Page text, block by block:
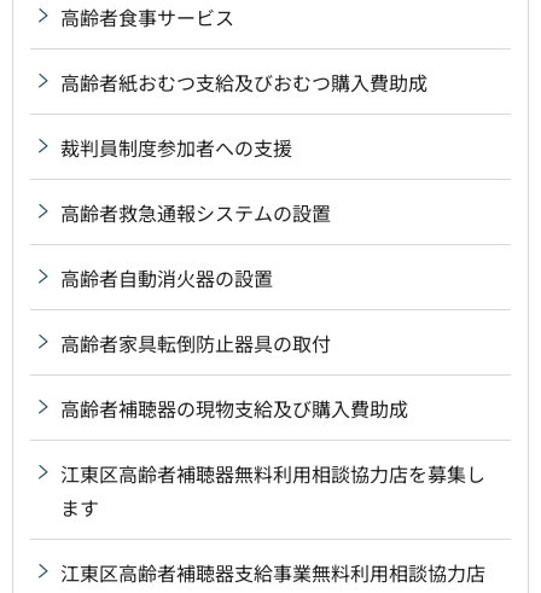
高齢者食事サービス
高齢者紙おむつ支給及びおむつ購入費助成
裁判員制度参加者への支援
高齢者救急通報システムの設置
高齢者自動消火器の設置
高齢者家具転倒防止器具の取付
高齢者補聴器の現物支給及び購入費助成
江東区高齢者補聴器無料利用相談協力店を募集し
ます
江東区高齢者補聴器支給事業無料利用相談協力店